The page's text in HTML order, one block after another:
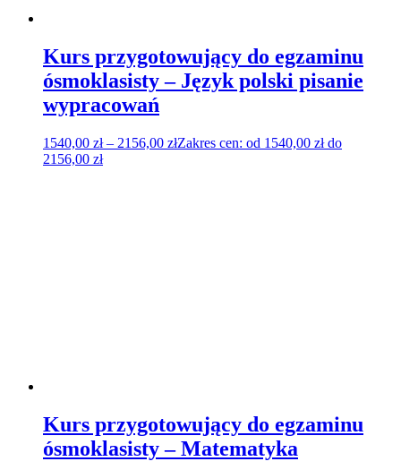
Kurs przygotowujący do egzaminu
ósmoklasisty – Język polski pisanie
wypracowań
1540,00 zł – 2156,00 złZakres cen: od 1540,00 zł do
2156,00 zł
Kurs przygotowujący do egzaminu
ósmoklasisty – Matematyka